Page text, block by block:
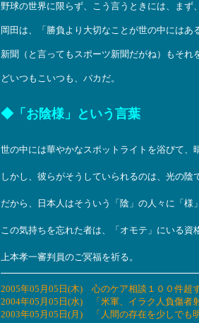
野球の世界に限らず、こう言うときには、まず
岡田は、「勝負より大切なことが世の中にはあ
新聞（と言ってもスポーツ新聞だがね）もそれ
どいつもこいつも、バカだ。
◆「お陰様」という言葉
世の中には華やかなスポットライトを浴びて、
しかし、彼らがそうしていられるのは、光の
だから、日本人はそういう「陰」の人々に「様
この気持ちを忘れた者は、「オモテ」にいる資
上本孝一審判員のご冥福を祈る。
2005年05月05日(木) 心のケア相談１００件超
2004年05月05日(水) 「米軍、イラク人負傷者
2003年05月05日(月) 「人間の存在を少しでも